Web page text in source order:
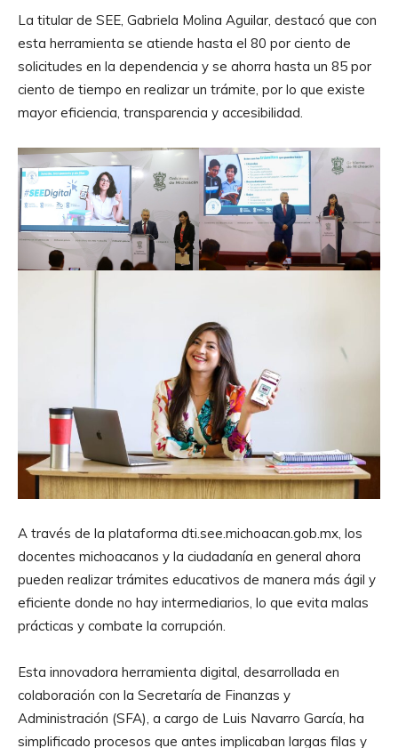
La titular de SEE, Gabriela Molina Aguilar, destacó que con
esta herramienta se atiende hasta el 80 por ciento de
solicitudes en la dependencia y se ahorra hasta un 85 por
ciento de tiempo en realizar un trámite, por lo que existe
mayor eficiencia, transparencia y accesibilidad.
A través de la plataforma dti.see.michoacan.gob.mx, los
docentes michoacanos y la ciudadanía en general ahora
pueden realizar trámites educativos de manera más ágil y
eficiente donde no hay intermediarios, lo que evita malas
prácticas y combate la corrupción.
Esta innovadora herramienta digital, desarrollada en
colaboración con la Secretaría de Finanzas y
Administración (SFA), a cargo de Luis Navarro García, ha
simplificado procesos que antes implicaban largas filas y